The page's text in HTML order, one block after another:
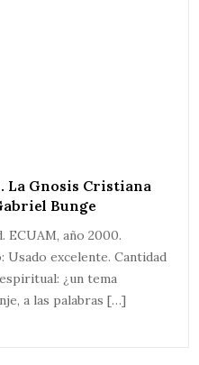
Gnosis Cristiana
Bunge
ECUAM, año 2000.
Usado excelente. Cantidad
¿un tema
a las palabras […]